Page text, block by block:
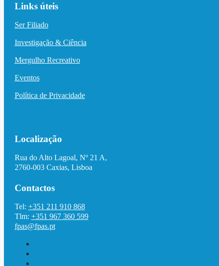
Links úteis
Ser Filiado
Investigação & Ciência
Mergulho Recreativo
Eventos
Política de Privacidade
Localização
Rua do Alto Lagoal, Nº 21 A,
2760-003 Caxias, Lisboa
Contactos
Tel: +351 211 910 868
Tlm: +351 967 360 599
fpas@fpas.pt